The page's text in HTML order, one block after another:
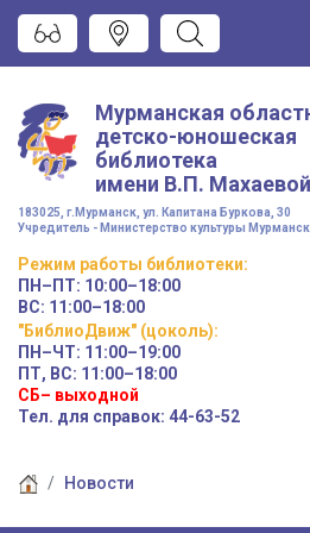
Мурманская
детско-юношеская
библиотека
имени В.П. Махаевой
183025, г.Мурманск, ул. Капитана Буркова, 30
Учредитель - Министерство культуры
Режим работы библиотеки:
ПН–ПТ: 10:00–18:00
ВС: 11:00–18:00
"БиблиоДвиж" (цоколь):
ПН–ЧТ: 11:00–19:00
ПТ, ВС: 11:00–18:00
СБ– выходной
Тел. для справок: 44-63-52
Новости